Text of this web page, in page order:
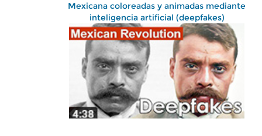
Mexicana coloreadas y animadas mediante
inteligencia artificial (deepfakes)